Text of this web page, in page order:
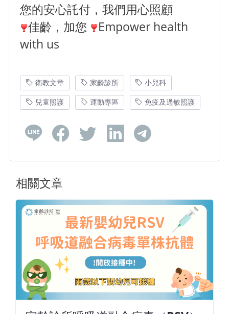
您的安心託付，我們用心照顧
佳齡，加您
Empower health
with us
衛教文章 家齡診所
小兒科
兒童照護
運動專區 免疫及過敏照護
相關文章